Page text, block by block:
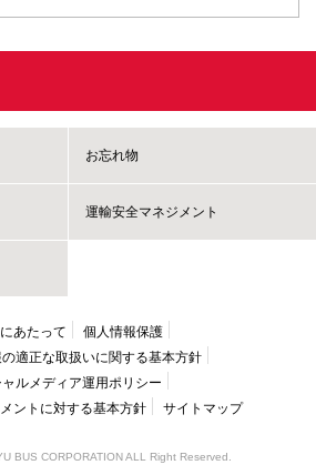
お忘れ物
運輸安全マネジメント
あたって
個人情報保護
適正な取扱いに関する基本方針
ルメディア運用ポリシー
ントに対する基本方針 サイトマップ
BUS CORPORATION ALL Right Reserved.